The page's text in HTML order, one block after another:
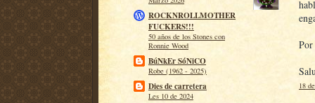
ROCKNROLLMOTHER
FUCKERS!!!
50 años de los Stones con
Ronnie Wood
BúNkEr SóNiCO
Robe (1962 - 2025)
Dies de carretera
Les 10 de 2024
Por
18